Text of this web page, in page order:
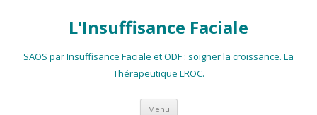
L'Insuffisance Faciale
SAOS par Insuffisance Faciale et ODF : soigner la croissance. La
Thérapeutique LROC.
Menu Aller